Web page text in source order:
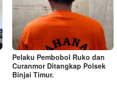
Pelaku Pembobol Ruko dan
Curanmor Ditangkap Polsek
Binjai Timur.